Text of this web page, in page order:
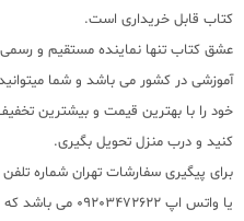
کتاب قابل خریداری است.
عشق کتاب تنها نماینده مستقیم و
آموزشی در کشور می باشد و شما
خود را با بهترین قیمت و بیشترین
کنید و درب منزل تحویل بگیری.